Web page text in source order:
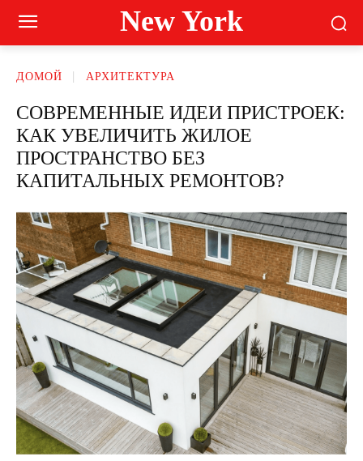
New York
ДОМОЙ АРХИТЕКТУРА
СОВРЕМЕННЫЕ ИДЕИ ПРИСТРОЕК:
КАК УВЕЛИЧИТЬ ЖИЛОЕ
ПРОСТРАНСТВО БЕЗ
КАПИТАЛЬНЫХ РЕМОНТОВ?